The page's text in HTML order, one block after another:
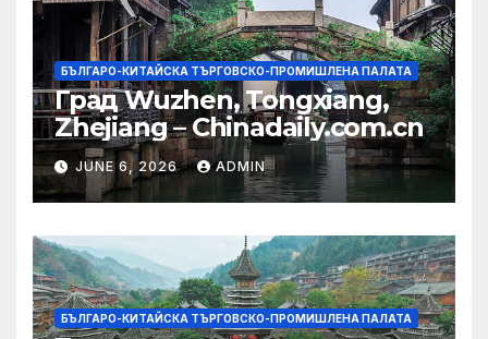
БЪЛГАРО-КИТАЙСКА ТЪРГОВСКО-ПРОМИШЛЕНА ПАЛАТА
Град Wuzhen, Tongxiang,
Zhejiang – Chinadaily.com.cn
JUNE 6, 2026 ADMIN
БЪЛГАРО-КИТАЙСКА ТЪРГОВСКО-ПРОМИШЛЕНА ПАЛАТА